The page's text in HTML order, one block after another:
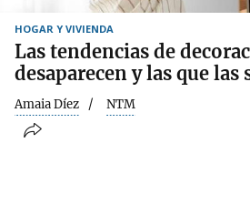
HOGAR Y VIVIENDA
Las tendencias de
desaparecen y las que las
Amaia Díez NTM